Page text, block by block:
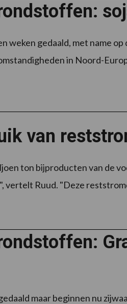
weken gedaald, met name
in Noord-
van
ton bijproducten van de
vertelt Ruud. "Deze
maar beginnen nu